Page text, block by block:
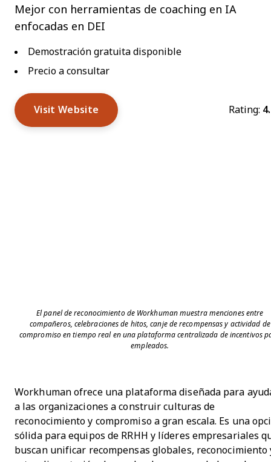
Mejor con herramientas de coaching en IA
enfocadas en DEI
Demostración gratuita disponible
Precio a consultar
Visit Website Rating:
El panel de reconocimiento de Workhuman muestra menciones entre
compañeros, celebraciones de hitos, canje de recompensas y actividad de
compromiso en tiempo real en una plataforma centralizada de incentivos
empleados.
Workhuman ofrece una plataforma diseñada para
a las organizaciones a construir culturas de
reconocimiento y compromiso a gran escala. Es una
sólida para equipos de RRHH y líderes empresariales
buscan unificar recompensas globales, reconocimiento